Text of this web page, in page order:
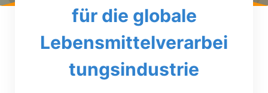
für die globale
Lebensmittelverarbei
tungsindustrie